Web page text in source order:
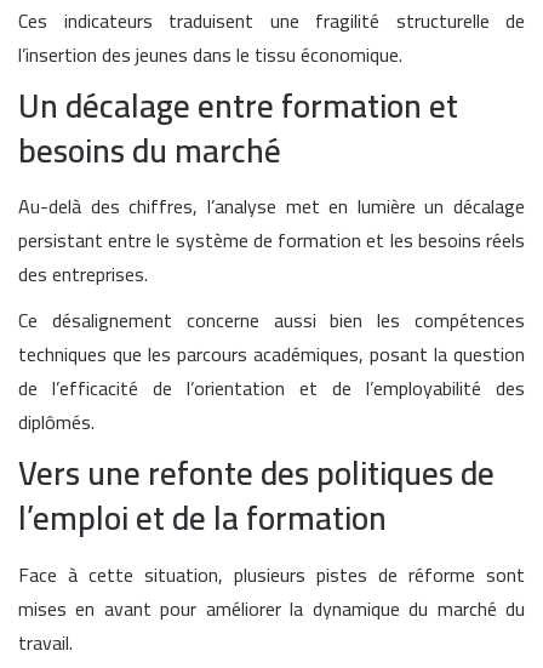
Ces indicateurs traduisent une fragilité structurelle de
l’insertion des jeunes dans le tissu économique.
Un décalage entre formation et
besoins du marché
Au-delà des chiffres, l’analyse met en lumière un décalage
persistant entre le système de formation et les besoins réels
des entreprises.
Ce désalignement concerne aussi bien les compétences
techniques que les parcours académiques, posant la question
de l’efficacité de l’orientation et de l’employabilité des
diplômés.
Vers une refonte des politiques de
l’emploi et de la formation
Face à cette situation, plusieurs pistes de réforme sont
mises en avant pour améliorer la dynamique du marché du
travail.